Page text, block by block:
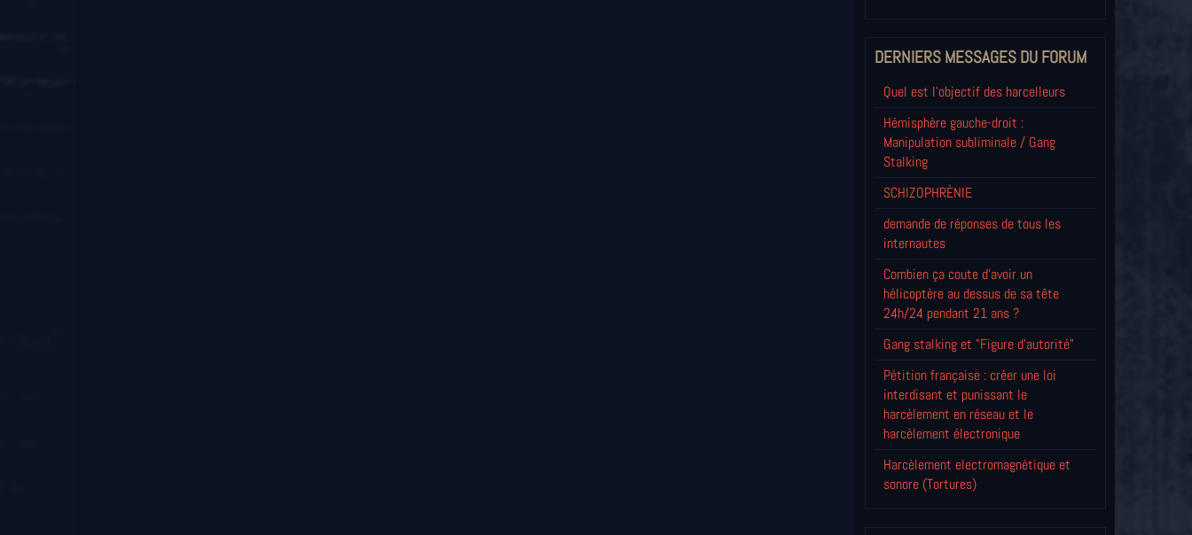
DERNIERS MESSAGES DU FORUM
Quel est l'objectif des harcelleurs
Hémisphère gauche-droit :
Manipulation subliminale / Gang
Stalking
SCHIZOPHRÈNIE
demande de réponses de tous les
internautes
Combien ça coute d'avoir un
hélicoptère au dessus de sa tête
24h/24 pendant 21 ans ?
Gang stalking et "Figure d'autorité"
Pétition française : créer une loi
interdisant et punissant le
harcèlement en réseau et le
harcèlement électronique
Harcèlement electromagnétique et
sonore (Tortures)